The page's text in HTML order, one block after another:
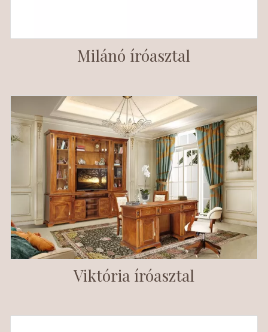
Milánó íróasztal
Viktória íróasztal